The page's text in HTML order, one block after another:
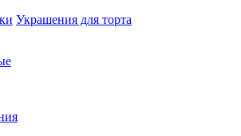
Украшения для торта